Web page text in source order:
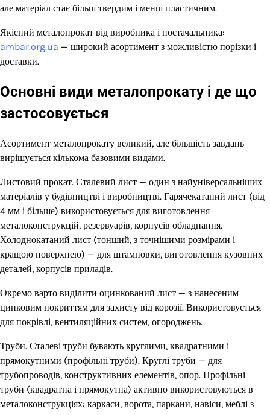
але матеріал стає більш твердим і менш пластичним.
Якісний металопрокат від виробника і постачальника:
ambar.org.ua — широкий асортимент з можливістю порізки і
доставки.
Основні види металопрокату і де що
застосовується
Асортимент металопрокату великий, але більшість завдань
вирішується кількома базовими видами.
Листовий прокат. Сталевий лист — один з найуніверсальніших
матеріалів у будівництві і виробництві. Гарячекатаний лист (від
4 мм і більше) використовується для виготовлення
металоконструкцій, резервуарів, корпусів обладнання.
Холоднокатаний лист (тонший, з точнішими розмірами і
кращою поверхнею) — для штамповки, виготовлення кузовних
деталей, корпусів приладів.
Окремо варто виділити оцинкований лист — з нанесеним
цинковим покриттям для захисту від корозії. Використовується
для покрівлі, вентиляційних систем, огороджень.
Труби. Сталеві труби бувають круглими, квадратними і
прямокутними (профільні труби). Круглі труби — для
трубопроводів, конструктивних елементів, опор. Профільні
труби (квадратна і прямокутна) активно використовуються в
металоконструкціях: каркаси, ворота, паркани, навіси, меблі з